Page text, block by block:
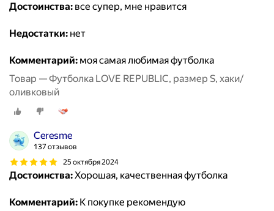
Достоинства: все супер, мне нравится
Недостатки: нет
Комментарий: моя самая любимая футболка
Товар — Футболка LOVE REPUBLIC, размер S, хаки/
оливковый
Ceresme
137 отзывов
25 октября 2024
Достоинства:Хорошая, качественная футболка
Комментарий: К покупке рекомендую